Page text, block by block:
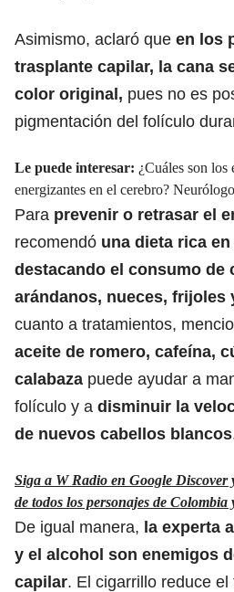
Asimismo, aclaró que en los
trasplante capilar, la cana
color original, pues no es
pigmentación del folículo
Le puede interesar: ¿Cuáles son los
energizantes en el cerebro?
Para prevenir o retrasar el
recomendó una dieta rica
destacando el consumo de
arándanos, nueces, frijoles
cuanto a tratamientos,
aceite de romero, cafeína,
calabaza puede ayudar a
folículo y a disminuir la
de nuevos cabellos blancos
Siga a W Radio en Google Discover
de todos los personajes de Colombia
De igual manera, la experta
y el alcohol son enemigos
capilar. El cigarrillo reduce